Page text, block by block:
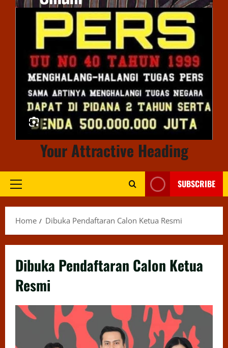
Your Attractive Heading
Primary
SUBSCRIBE
Home Dibuka Pendaftaran Calon Ketua Resmi
Dibuka Pendaftaran Calon Ketua
Resmi